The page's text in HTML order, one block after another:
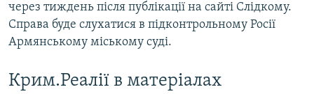
через тиждень після публікації на сайті Слідкому.
Справа буде слухатися в підконтрольному Росії
Армянському міському суді.
Крим.Реалії в матеріалах